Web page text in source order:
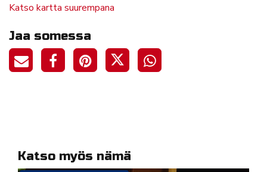
Katso kartta suurempana
Jaa somessa
Katso myös nämä